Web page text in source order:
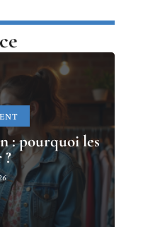
: pourquoi les